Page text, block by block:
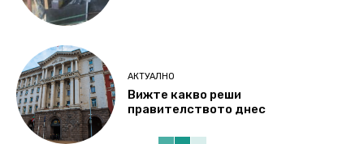
АКТУАЛНО
Вижте какво реши
правителството днес